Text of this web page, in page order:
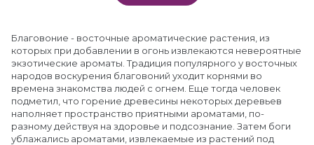
Благовоние - восточные ароматические растения, из
которых при добавлении в огонь извлекаются невероятные
экзотические ароматы. Традиция популярного у восточных
народов воскурения благовоний уходит корнями во
времена знакомства людей с огнем. Еще тогда человек
подметил, что горение древесины некоторых деревьев
наполняет пространство приятными ароматами, по-
разному действуя на здоровье и подсознание. Затем боги
ублажались ароматами, извлекаемые из растений под